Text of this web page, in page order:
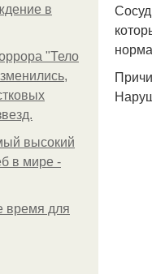
в
"Тело
высокий
в мире -
время для